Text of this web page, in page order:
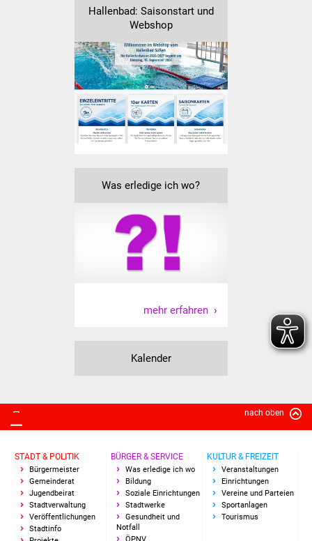
Lebenslagen
Formulare
Bürgerinfos
Bildung
Schulen
Kolping-Musikschule
Volkshochschule
Soziale Einrichtungen
Kinder- und
Suenergie
Hallenbad: Saisonstart und
Webshop
Was erledige ich wo?
mehr erfahren
Kalender
nach oben
STADT & POLITIK
Bürgermeister
Gemeinderat
Jugendbeirat
Stadtverwaltung
Veröffentlichungen
Stadtinfo
BÜRGER & SERVICE
Was erledige ich wo
Bildung
Soziale Einrichtungen
Stadtwerke
Gesundheit und
Notfall
KULTUR & FREIZEIT
Veranstaltungen
Einrichtungen
Vereine und Parteien
Sportanlagen
Tourismus